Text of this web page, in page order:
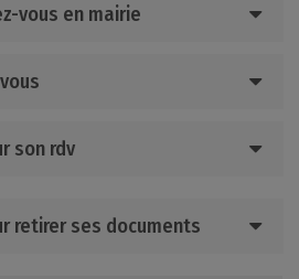
vous en mairie
son rdv
retirer ses documents